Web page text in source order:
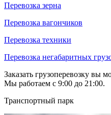
Перевозка зерна
Перевозка вагончиков
Перевозка техники
Перевозка негабаритных
Заказать грузоперевозку вы
Мы работаем с 9:00 до 21:00.
Транспортный парк